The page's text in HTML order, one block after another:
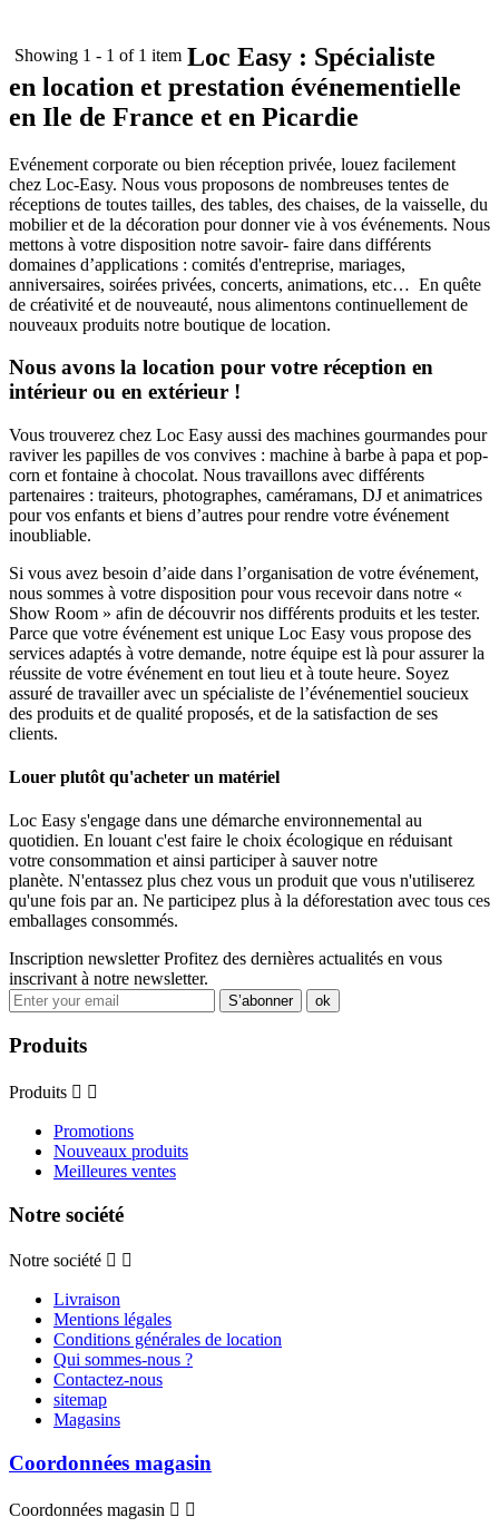
Showing 1 - 1 of 1 item Loc Easy : Spécialiste
en location et prestation événementielle
en Ile de France et en Picardie
Evénement corporate ou bien réception privée, louez facilement
chez Loc-Easy. Nous vous proposons de nombreuses tentes de
réceptions de toutes tailles, des tables, des chaises, de la vaisselle, du
mobilier et de la décoration pour donner vie à vos événements. Nous
mettons à votre disposition notre savoir- faire dans différents
domaines d’applications : comités d'entreprise, mariages,
anniversaires, soirées privées, concerts, animations, etc… En quête
de créativité et de nouveauté, nous alimentons continuellement de
nouveaux produits notre boutique de location.
Nous avons la location pour votre réception en
intérieur ou en extérieur !
Vous trouverez chez Loc Easy aussi des machines gourmandes pour
raviver les papilles de vos convives : machine à barbe à papa et pop-
corn et fontaine à chocolat. Nous travaillons avec différents
partenaires : traiteurs, photographes, caméramans, DJ et animatrices
pour vos enfants et biens d’autres pour rendre votre événement
inoubliable.
Si vous avez besoin d’aide dans l’organisation de votre événement,
nous sommes à votre disposition pour vous recevoir dans notre «
Show Room » afin de découvrir nos différents produits et les tester.
Parce que votre événement est unique Loc Easy vous propose des
services adaptés à votre demande, notre équipe est là pour assurer la
réussite de votre événement en tout lieu et à toute heure. Soyez
assuré de travailler avec un spécialiste de l’événementiel soucieux
des produits et de qualité proposés, et de la satisfaction de ses
clients.
Louer plutôt qu'acheter un matériel
Loc Easy s'engage dans une démarche environnemental au
quotidien. En louant c'est faire le choix écologique en réduisant
votre consommation et ainsi participer à sauver notre
planète. N'entassez plus chez vous un produit que vous n'utiliserez
qu'une fois par an. Ne participez plus à la déforestation avec tous ces
emballages consommés.
Inscription newsletter Profitez des dernières actualités en vous
inscrivant à notre newsletter.
Produits
Produits  
Promotions
Nouveaux produits
Meilleures ventes
Notre société
Notre société  
Livraison
Mentions légales
Conditions générales de location
Qui sommes-nous ?
Contactez-nous
sitemap
Magasins
Coordonnées magasin
Coordonnées magasin  